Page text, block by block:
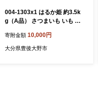
004-1303x1 はるか姫 約3.5k
g（A品） さつまいも いも イ
産 常温 大分県 豊後大野市
【2026年11月下旬-2027年5
寄附金額 10,000円
大分県豊後大野市